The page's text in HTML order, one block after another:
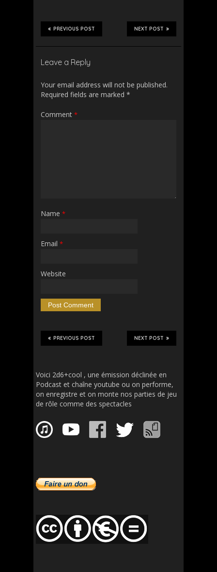
NEXT POST
PREVIOUS POST
Leave a Reply
Your email address will not be published.
Required fields are marked *
Comment *
Name *
Email *
Website
NEXT POST
PREVIOUS POST
Voici 2d6+cool , une émission déclinée en
Podcast et chaîne youtube ou on performe,
on enregistre et on monte nos parties de jeu
de rôle comme des spectacles